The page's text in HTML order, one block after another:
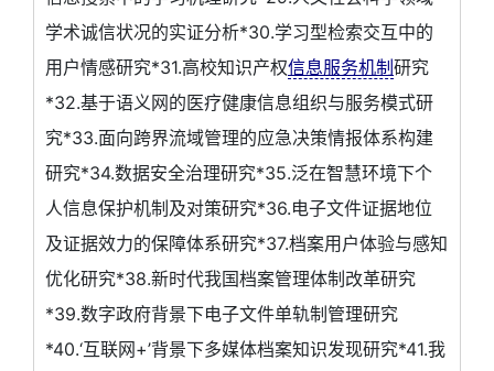
学术诚信状况的实证分析*30.学习型检索交互中的
用户情感研究*31.高校知识产权信息服务机制研究
*32.基于语义网的医疗健康信息组织与服务模式研
究*33.面向跨界流域管理的应急决策情报体系构建
研究*34.数据安全治理研究*35.泛在智慧环境下个
人信息保护机制及对策研究*36.电子文件证据地位
及证据效力的保障体系研究*37.档案用户体验与感知
优化研究*38.新时代我国档案管理体制改革研究
*39.数字政府背景下电子文件单轨制管理研究
*40.‘互联网+’背景下多媒体档案知识发现研究*41.我